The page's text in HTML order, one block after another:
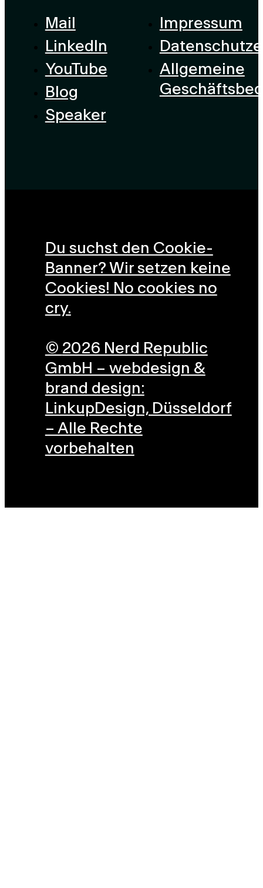
Mail
LinkedIn
YouTube
Blog
Speaker
Impressum
Allgemeine
Du suchst den Cookie-
Banner? Wir setzen keine
Cookies! No cookies no
cry.
© 2026 Nerd Republic
GmbH – webdesign &
brand design:
LinkupDesign, Düsseldorf
– Alle Rechte
vorbehalten